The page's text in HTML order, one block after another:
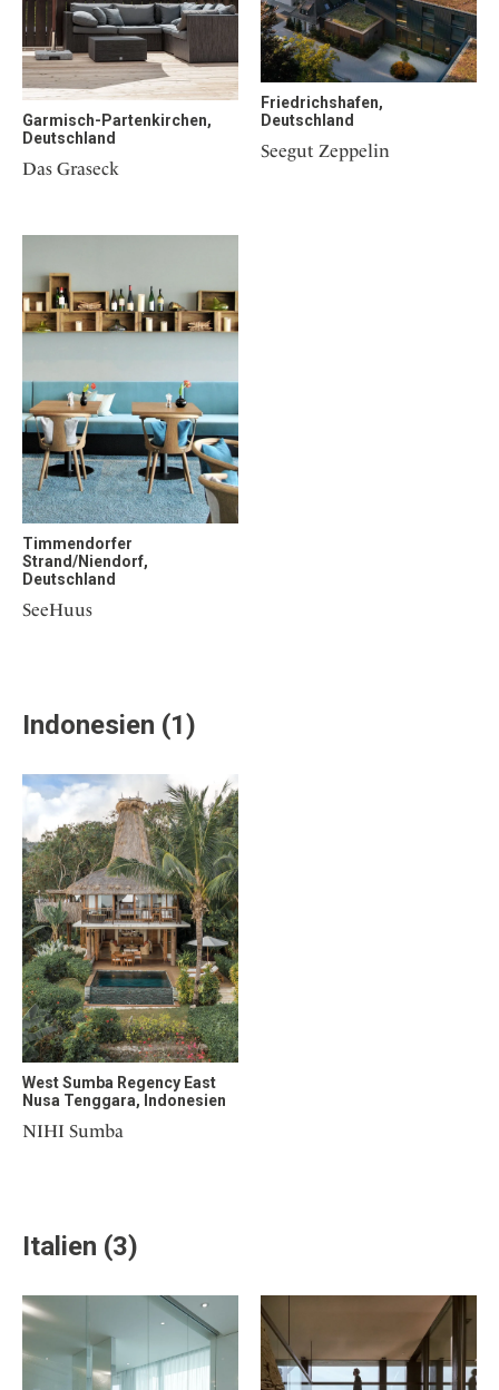
Mexico
Niederlande
Österreich
Portugal
Schweden
Persönlichkeiten
Our Story
Career
Kontakt
Impressum
Adventkalender
Garmisch-Partenkirchen,
Deutschland
Das Graseck
Friedrichshafen,
Deutschland
Seegut Zeppelin
Timmendorfer
Strand/Niendorf,
Deutschland
SeeHuus
Indonesien (1)
West Sumba Regency East
Nusa Tenggara, Indonesien
NIHI Sumba
Italien (3)